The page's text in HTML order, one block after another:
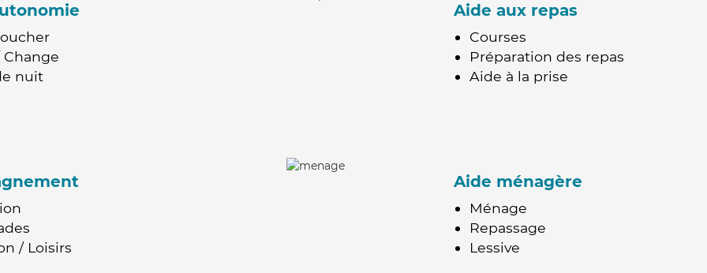
nuit
Aide aux repas
Courses
Préparation des repas
Aide à la prise
/ Loisirs
Aide ménagère
Ménage
Repassage
Lessive